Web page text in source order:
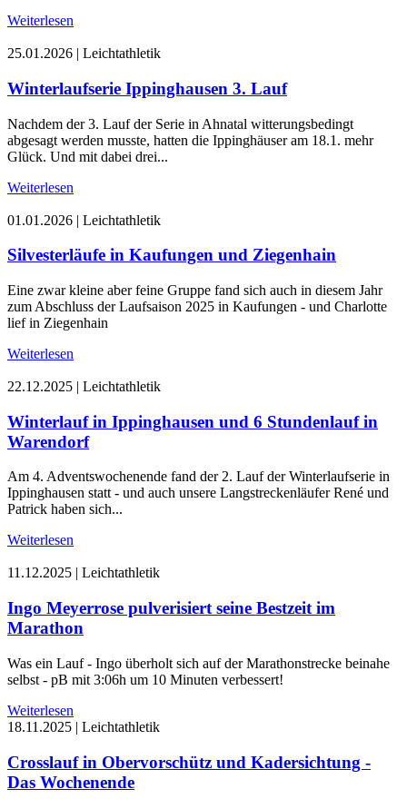
Weiterlesen
25.01.2026 | Leichtathletik
Winterlaufserie Ippinghausen 3. Lauf
Nachdem der 3. Lauf der Serie in Ahnatal witterungsbedingt
abgesagt werden musste, hatten die Ippinghäuser am 18.1. mehr
Glück. Und mit dabei drei...
Weiterlesen
01.01.2026 | Leichtathletik
Silvesterläufe in Kaufungen und Ziegenhain
Eine zwar kleine aber feine Gruppe fand sich auch in diesem Jahr
zum Abschluss der Laufsaison 2025 in Kaufungen - und Charlotte
lief in Ziegenhain
Weiterlesen
22.12.2025 | Leichtathletik
Winterlauf in Ippinghausen und 6 Stundenlauf in
Warendorf
Am 4. Adventswochenende fand der 2. Lauf der Winterlaufserie in
Ippinghausen statt - und auch unsere Langstreckenläufer René und
Patrick haben sich...
Weiterlesen
11.12.2025 | Leichtathletik
Ingo Meyerrose pulverisiert seine Bestzeit im
Marathon
Was ein Lauf - Ingo überholt sich auf der Marathonstrecke beinahe
selbst - pB mit 3:06h um 10 Minuten verbessert!
Weiterlesen
18.11.2025 | Leichtathletik
Crosslauf in Obervorschütz und Kadersichtung -
Das Wochenende